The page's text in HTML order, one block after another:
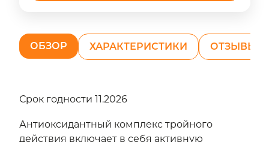
ОБЗОР ХАРАКТЕРИСТИКИ ОТЗЫВЫ
Срок годности 11.2026
Антиоксидантный комплекс тройного
действия включает в себя активную